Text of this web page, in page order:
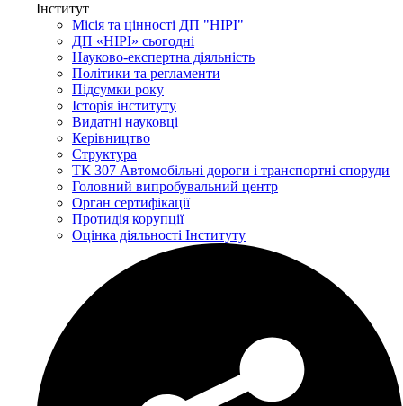
Інститут
Місія та цінності ДП "НІРІ"
ДП «НІРІ» сьогодні
Науково-експертна діяльність
Політики та регламенти
Підсумки року
Історія інституту
Видатні науковці
Керівництво
Структура
ТК 307 Автомобільні дороги і транспортні споруди
Головний випробувальний центр
Орган сертифікації
Протидія корупції
Оцінка діяльності Інституту